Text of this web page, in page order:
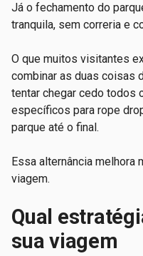
Já o fechamento do
tranquila, sem correria e
O que muitos visitantes
combinar as duas coisas
tentar chegar cedo todos
específicos para rope
parque até o final.
Essa alternância melhora
viagem.
Qual
sua viagem